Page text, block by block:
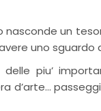
un
uno sguardo
piu’
d’arte…